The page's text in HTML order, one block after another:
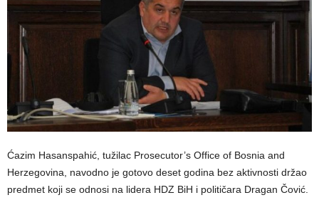
Ćazim Hasanspahić, tužilac Prosecutor’s Office of Bosnia and
Herzegovina, navodno je gotovo deset godina bez aktivnosti držao
predmet koji se odnosi na lidera HDZ BiH i političara Dragan Čović.